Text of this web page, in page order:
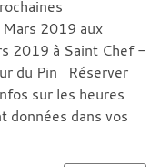
2019 aux
2019 à Saint Chef -
du Pin Réserver
sur les heures
données dans vos